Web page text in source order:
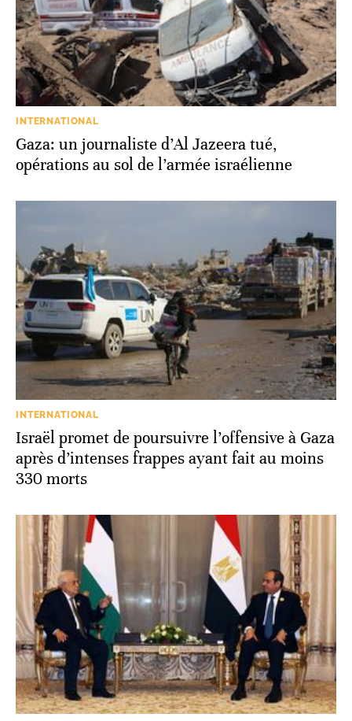
INTERNATIONAL
Gaza: un journaliste d’Al Jazeera tué,
opérations au sol de l’armée israélienne
INTERNATIONAL
Israël promet de poursuivre l’offensive à Gaza
après d’intenses frappes ayant fait au moins
330 morts